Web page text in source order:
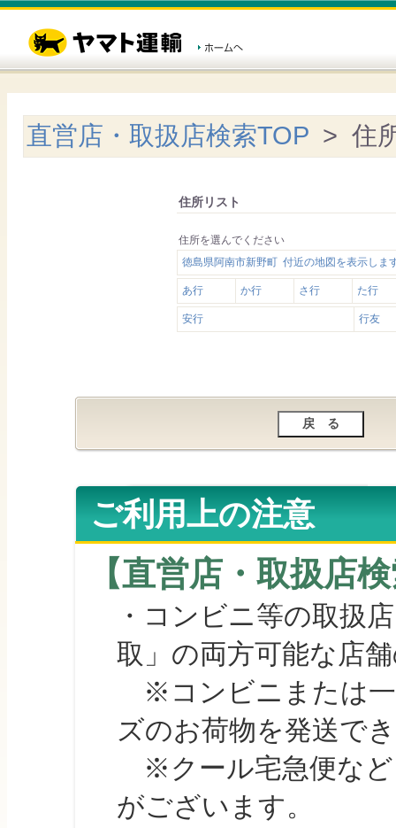
直営店・取扱店検索TOP > 住
住所リスト
住所を選んでください
徳島県阿南市新野町 付近の地図を表示しま
あ行 か行 さ行 た行
安行 行友
ご利用上の注意
【直営店・取扱店
・コンビニ等の取扱
取」の両方可能な店
※コンビニまたは一
ズのお荷物を発送で
※クール宅急便など
がございます。